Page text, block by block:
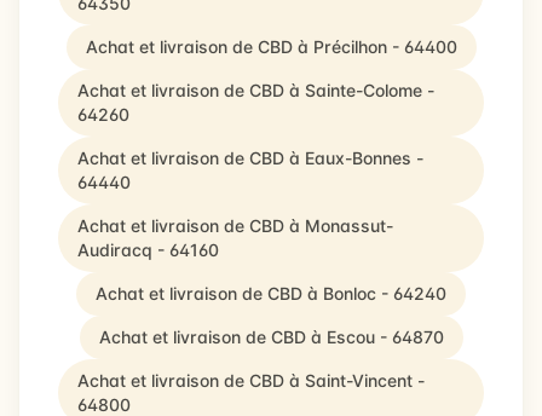
Achat et livraison de CBD à Précilhon - 64400
Achat et livraison de CBD à Sainte-Colome -
64260
Achat et livraison de CBD à Eaux-Bonnes -
64440
Achat et livraison de CBD à Monassut-
Audiracq - 64160
Achat et livraison de CBD à Bonloc - 64240
Achat et livraison de CBD à Escou - 64870
Achat et livraison de CBD à Saint-Vincent -
64800